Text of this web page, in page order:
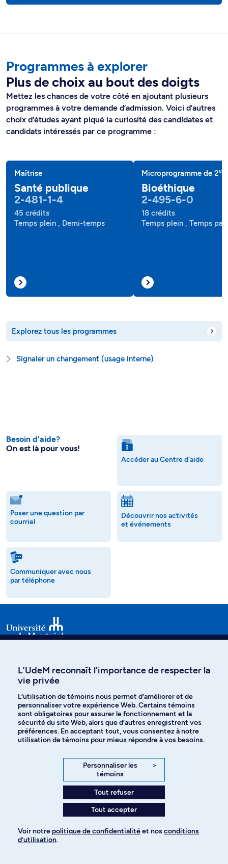
Programmes à explorer
Plus de choix au bout des doigts
Mettez les chances de votre côté en ajoutant plusieurs
programmes à votre demande d’admission. Voici d’autres
choix d’études ayant piqué la curiosité des candidates et
candidats intéressés par ce programme :
Maîtrise
Santé publique
2-481-1-4
45 crédits
Temps plein , Demi-temps
Microprogramme de 2e
Bioéthique
2-495-6-0
18 crédits
Temps plein , Temps
Explorez tous les programmes
Signaler un changement (usage interne)
Besoin d’aide?
On est là pour vous!
Accéder au Centre d'aide
Poser une question par
courriel
Découvrir nos activités
et événements
Communiquer avec nous
par téléphone
l’admission et les études à l’UdeM
Je veux m'abonner
Aide à l'admission
L’UdeM reconnaît l’importance de respecter la
vie privée
L’utilisation de témoins nous permet d’améliorer et de
personnaliser votre expérience Web. Certains témoins
sont obligatoires pour assurer le fonctionnement et la
sécurité du site Web, alors que d’autres enregistrent vos
préférences. En acceptant tout, vous consentez à notre
utilisation de témoins pour mieux répondre à vos besoins.
Personnaliser les
témoins
>
Tout refuser
Tout accepter
Voir notre politique de confidentialitéet nos conditions
d’utilisation.